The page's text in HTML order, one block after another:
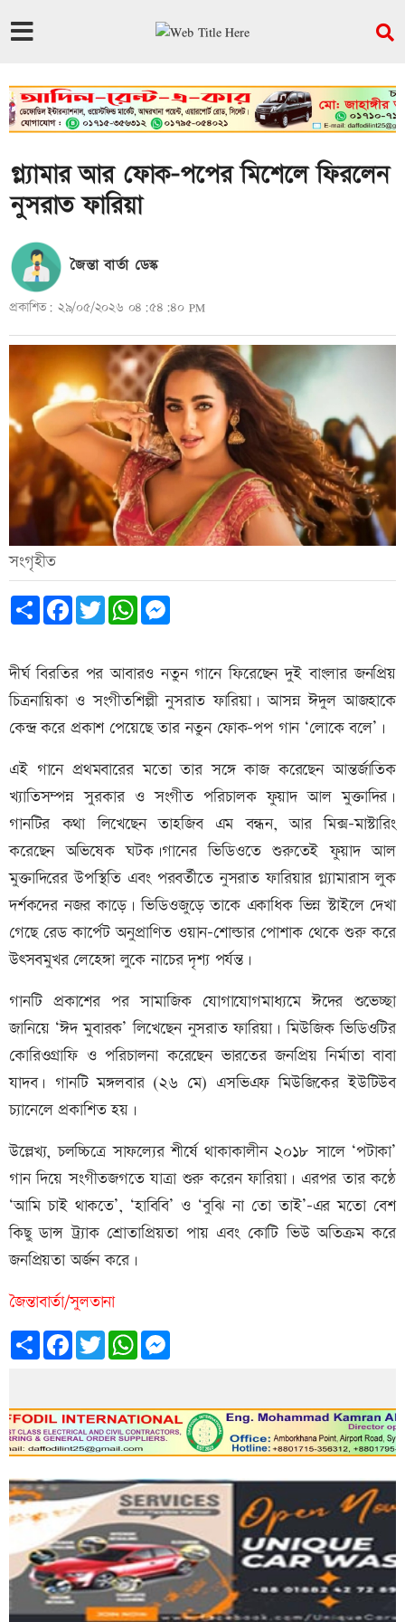
গ্ল্যামার আর ফোক-পপের মিশেলে ফিরলেন
নুসরাত ফারিয়া
জৈন্তা বার্তা ডেস্ক
প্রকাশিত: ২৯/০৫/২০২৬ ০৪:৫৪:৪০ PM
সংগৃহীত
Share FacebookTwitterWhatsApp
দীর্ঘ বিরতির পর আবারও নতুন গানে ফিরেছেন দুই বাংলার জনপ্রিয়
চিত্রনায়িকা ও সংগীতশিল্পী নুসরাত ফারিয়া। আসন্ন ঈদুল আজহাকে
কেন্দ্র করে প্রকাশ পেয়েছে তার নতুন ফোক-পপ গান ‘লোকে বলে’।
এই গানে প্রথমবারের মতো তার সঙ্গে কাজ করেছেন আন্তর্জাতিক
খ্যাতিসম্পন্ন সুরকার ও সংগীত পরিচালক ফুয়াদ আল মুক্তাদির।
গানটির কথা লিখেছেন তাহজিব এম বন্ধন, আর মিক্স-মাস্টারিং
করেছেন অভিষেক ঘটক।গানের ভিডিওতে শুরুতেই ফুয়াদ আল
মুক্তাদিরের উপস্থিতি এবং পরবর্তীতে নুসরাত ফারিয়ার গ্ল্যামারাস লুক
দর্শকদের নজর কাড়ে। ভিডিওজুড়ে তাকে একাধিক ভিন্ন স্টাইলে দেখা
গেছে রেড কার্পেট অনুপ্রাণিত ওয়ান-শোল্ডার পোশাক থেকে শুরু করে
উৎসবমুখর লেহেঙ্গা লুকে নাচের দৃশ্য পর্যন্ত।
গানটি প্রকাশের পর সামাজিক যোগাযোগমাধ্যমে ঈদের শুভেচ্ছা
জানিয়ে ‘ঈদ মুবারক’ লিখেছেন নুসরাত ফারিয়া। মিউজিক ভিডিওটির
কোরিওগ্রাফি ও পরিচালনা করেছেন ভারতের জনপ্রিয় নির্মাতা বাবা
যাদব। গানটি মঙ্গলবার (২৬ মে) এসভিএফ মিউজিকের ইউটিউব
চ্যানেলে প্রকাশিত হয়।
উল্লেখ্য, চলচ্চিত্রে সাফল্যের শীর্ষে থাকাকালীন ২০১৮ সালে ‘পটাকা’
গান দিয়ে সংগীতজগতে যাত্রা শুরু করেন ফারিয়া। এরপর তার কণ্ঠে
‘আমি চাই থাকতে’, ‘হাবিবি’ ও ‘বুঝি না তো তাই’-এর মতো বেশ
কিছু ডান্স ট্র্যাক শ্রোতাপ্রিয়তা পায় এবং কোটি ভিউ অতিক্রম করে
জনপ্রিয়তা অর্জন করে।
জৈন্তাবার্তা/সুলতানা
Share FacebookTwitterWhatsApp